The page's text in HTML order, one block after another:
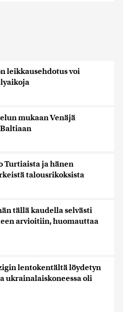
leikkausehdotus voi
mukaan Venäjä
Turtiaista ja hänen
talousrikoksista
tällä kaudella selvästi
arvioitiin, huomauttaa
lentokentältä löydetyn
ukrainalaiskoneessa oli